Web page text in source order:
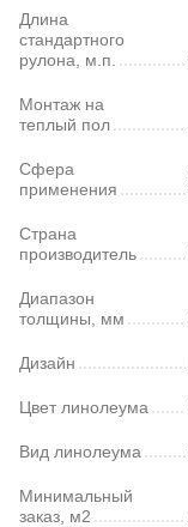
Длина
стандартного
рулона, м.п.
Монтаж на
теплый пол
Сфера
применения
Страна
производитель
Диапазон
толщины, мм
Дизайн
Цвет линолеума
Вид линолеума
Минимальный
заказ, м2